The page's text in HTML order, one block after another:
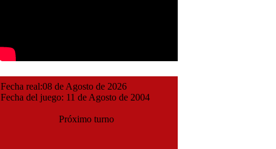
Fecha real:08 de Agosto de 2026
Fecha del juego: 11 de Agosto de 2004
Próximo turno